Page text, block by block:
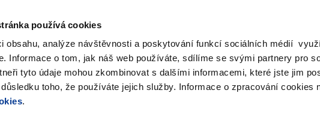
používá cookies
obsahu, analýze návštěvnosti a poskytování funkcí sociálních médií
Informace o tom, jak náš web používáte, sdílíme se svými partnery pro
tyto údaje mohou zkombinovat s dalšími informacemi, které jste jim
toho, že používáte jejich služby. Informace o zpracování cookies
.
Vyhledat